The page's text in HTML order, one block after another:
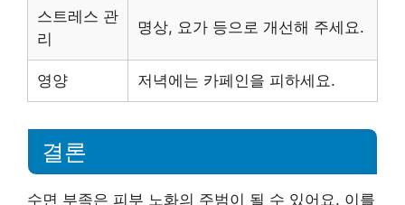
스트레스 관
리
명상, 요가 등으로 개선해 주세요.
영양 저녁에는 카페인을 피하세요.
결론
수면 부족은 피부 노화의 주범이 될 수 있어요. 이를